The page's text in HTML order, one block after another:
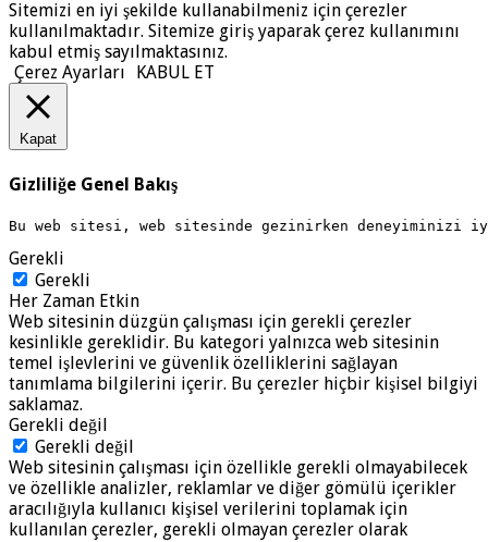
Sitemizi en iyi şekilde kullanabilmeniz için çerezler
kullanılmaktadır. Sitemize giriş yaparak çerez kullanımını
kabul etmiş sayılmaktasınız.
Çerez Ayarları
KABUL ET
Kapat
Gizliliğe Genel Bakış
Bu web sitesi, web sitesinde gezinirken deneyiminizi
Gerekli
Gerekli
Her Zaman Etkin
Web sitesinin düzgün çalışması için gerekli çerezler
kesinlikle gereklidir. Bu kategori yalnızca web sitesinin
temel işlevlerini ve güvenlik özelliklerini sağlayan
tanımlama bilgilerini içerir. Bu çerezler hiçbir kişisel bilgiyi
saklamaz.
Gerekli değil
Gerekli değil
Web sitesinin çalışması için özellikle gerekli olmayabilecek
ve özellikle analizler, reklamlar ve diğer gömülü içerikler
aracılığıyla kullanıcı kişisel verilerini toplamak için
kullanılan çerezler, gerekli olmayan çerezler olarak